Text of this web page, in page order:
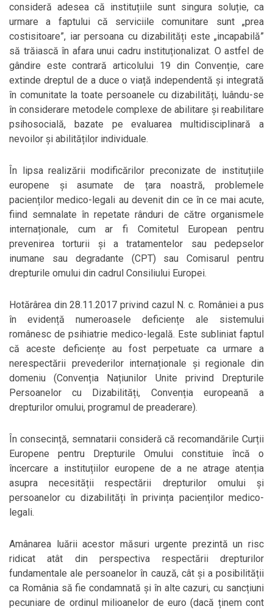
consideră adesea că instituțiile sunt singura soluție, ca
urmare a faptului că serviciile comunitare sunt „prea
costisitoare”, iar persoana cu dizabilități este „incapabilă”
să trăiască în afara unui cadru instituționalizat. O astfel de
gândire este contrară articolului 19 din Convenție, care
extinde dreptul de a duce o viață independentă și integrată
în comunitate la toate persoanele cu dizabilități, luându-se
în considerare metodele complexe de abilitare și reabilitare
psihosocială, bazate pe evaluarea multidisciplinară a
nevoilor şi abilităților individuale.
În lipsa realizării modificărilor preconizate de instituțiile
europene și asumate de țara noastră, problemele
pacienților medico-legali au devenit din ce în ce mai acute,
fiind semnalate în repetate rânduri de către organismele
internaționale, cum ar fi Comitetul European pentru
prevenirea torturii și a tratamentelor sau pedepselor
inumane sau degradante (CPT) sau Comisarul pentru
drepturile omului din cadrul Consiliului Europei.
Hotărârea din 28.11.2017 privind cazul N. c. României a pus
în evidență numeroasele deficiențe ale sistemului
românesc de psihiatrie medico-legală. Este subliniat faptul
că aceste deficiențe au fost perpetuate ca urmare a
nerespectării prevederilor internaționale și regionale din
domeniu (Convenția Națiunilor Unite privind Drepturile
Persoanelor cu Dizabilități, Convenția europeană a
drepturilor omului, programul de preaderare).
În consecință, semnatarii consideră că recomandările Curții
Europene pentru Drepturile Omului constituie încă o
încercare a instituțiilor europene de a ne atrage atenția
asupra necesității respectării drepturilor omului și
persoanelor cu dizabilități în privința pacienților medico-
legali.
Amânarea luării acestor măsuri urgente prezintă un risc
ridicat atât din perspectiva respectării drepturilor
fundamentale ale persoanelor în cauză, cât şi a posibilității
ca România să fie condamnată și în alte cazuri, cu sancțiuni
pecuniare de ordinul milioanelor de euro (dacă ținem cont